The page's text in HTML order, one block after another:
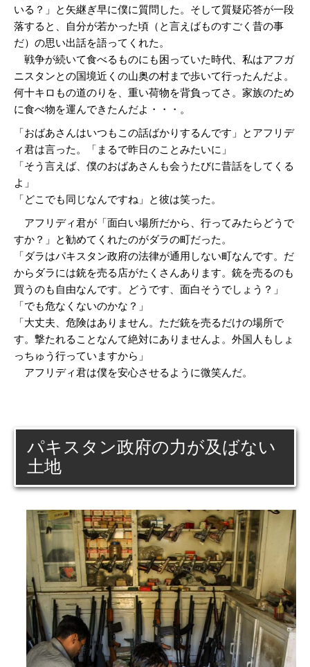
いる？」と矢継ぎ早に僕に質問した。そして質疑応答が一段
落すると、自分が若かった頃（と言えばものすごく昔の事
だ）の思い出話を語ってくれた。
戦争が続いて食べるものにも困っていた時代、私はアフガ
ニスタンとの国境近くの山奥の村まで歩いて行ったんだよ。
何十キロもの道のりを、重い荷物を背負ってさ。家族のため
に食べ物を運んできたんだよ・・・。
「おばあさんはいつもこの話ばかりするんです」とアフリデ
ィ君は言った。「まるで昨日のことみたいに」
「そう言えば、僕のおばあさんも会うたびに昔話をしてくる
よ」
「どこでも同じなんですね」と彼は笑った。
アフリディ君が「面白い場所だから、行ってみたらどうで
すか？」と勧めてくれたのがダラの町だった。
「ダラはパキスタン政府の法律が通用しない町なんです。だ
からダラには銃を売る店がたくさんあります。銃を売るのも
買うのも自由なんです。どうです、面白そうでしょう？」
「でも危なくないのかな？」
「大丈夫、危険はありません。ただ銃を売るだけの場所で
す。撃たれることなんて絶対にありませんよ。外国人もしょ
っちゅう行っていますから」
アフリディ君は僕を安心させるように微笑んだ。
パキスタン政府の力が及ばない
土地